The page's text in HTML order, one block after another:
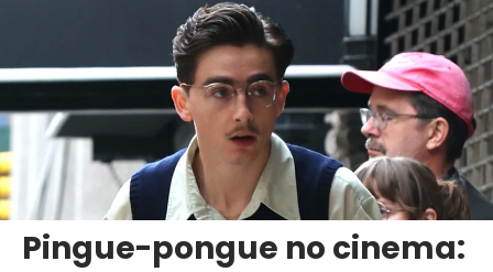
Pingue-pongue no cinema: